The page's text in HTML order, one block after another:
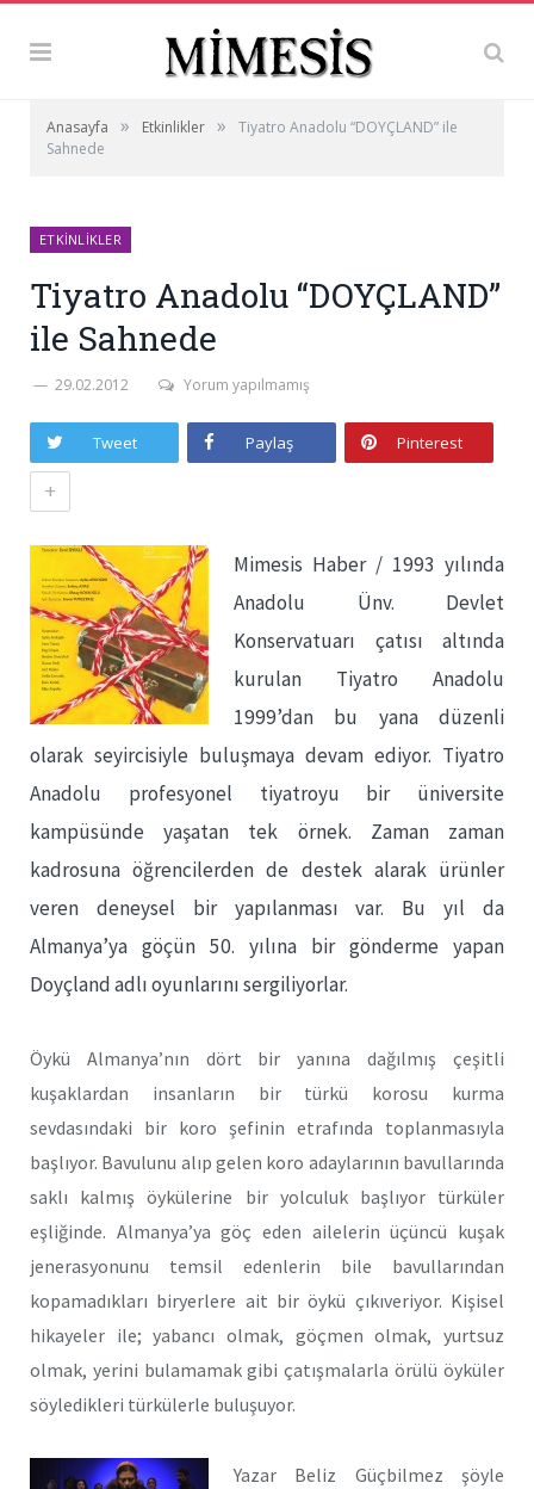
Anasayfa » Etkinlikler »
Tiyatro Anadolu “DOYÇLAND” ile
Sahnede
ETKINLIKLER
Tiyatro Anadolu “DOYÇLAND”
ile Sahnede
29.02.2012 Yorum yapılmamış
Tweet Paylaş Pinterest
+
Mimesis Haber / 1993 yılında
Anadolu Ünv. Devlet
Konservatuarı çatısı altında
kurulan Tiyatro Anadolu
1999’dan bu yana düzenli
olarak seyircisiyle buluşmaya devam ediyor. Tiyatro
Anadolu profesyonel tiyatroyu bir üniversite
kampüsünde yaşatan tek örnek. Zaman zaman
kadrosuna öğrencilerden de destek alarak ürünler
veren deneysel bir yapılanması var. Bu yıl da
Almanya’ya göçün 50. yılına bir gönderme yapan
Doyçland adlı oyunlarını sergiliyorlar.
Öykü Almanya’nın dört bir yanına dağılmış çeşitli
kuşaklardan insanların bir türkü korosu kurma
sevdasındaki bir koro şefinin etrafında toplanmasıyla
başlıyor. Bavulunu alıp gelen koro adaylarının bavullarında
saklı kalmış öykülerine bir yolculuk başlıyor türküler
eşliğinde. Almanya’ya göç eden ailelerin üçüncü kuşak
jenerasyonunu temsil edenlerin bile bavullarından
kopamadıkları biryerlere ait bir öykü çıkıveriyor. Kişisel
hikayeler ile; yabancı olmak, göçmen olmak, yurtsuz
olmak, yerini bulamamak gibi çatışmalarla örülü öyküler
söyledikleri türkülerle buluşuyor.
Yazar Beliz Güçbilmez şöyle